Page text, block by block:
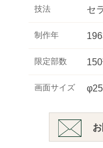
技法 セ
制作年
限定部数
画面サイズ